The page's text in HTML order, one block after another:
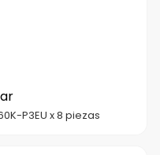
P3EU x 8 piezas